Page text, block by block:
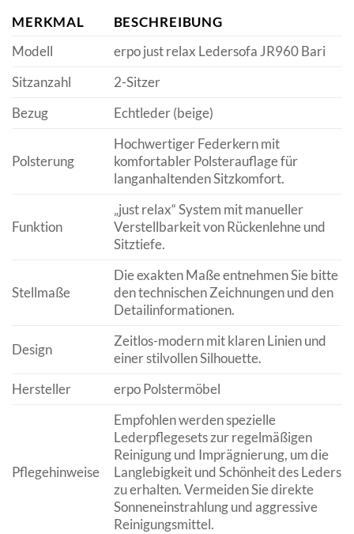
MERKMAL
BESCHREIBUNG
Modell
erpo just relax Ledersofa JR960 Bari
Sitzanzahl
2-Sitzer
Bezug
Echtleder (beige)
Polsterung
Hochwertiger Federkern mit
komfortabler Polsterauflage für
langanhaltenden Sitzkomfort.
Funktion
„just relax“ System mit manueller
Verstellbarkeit von Rückenlehne und
Sitztiefe.
Stellmaße
Die exakten Maße entnehmen Sie bitte
den technischen Zeichnungen und den
Detailinformationen.
Design
Zeitlos-modern mit klaren Linien und
einer stilvollen Silhouette.
Hersteller
erpo Polstermöbel
Pflegehinweise
Empfohlen werden spezielle
Lederpflegesets zur regelmäßigen
Reinigung und Imprägnierung, um die
Langlebigkeit und Schönheit des Leders
zu erhalten. Vermeiden Sie direkte
Sonneneinstrahlung und aggressive
Reinigungsmittel.